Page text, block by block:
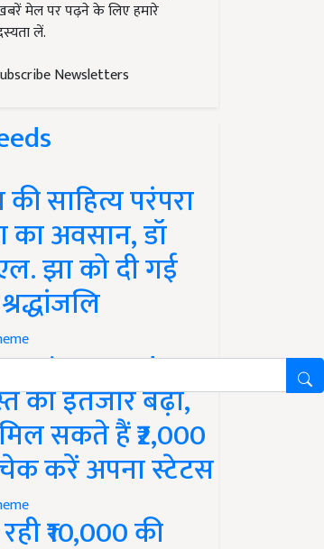
मेल पर पढ़ने के लिए हमारे
लें.
Newsletters
साहित्य परंपरा
अवसान, डॉ
एल. झा को दी गई
Yojana Update:
का इंतजार बढ़ा,
सकते हैं ₹2,000
करें अपना स्टेटस
₹10,000 की